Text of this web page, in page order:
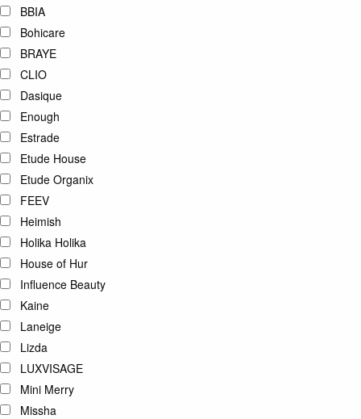
BBIA
Bohicare
BRAYE
CLIO
Dasique
Enough
Estrade
Etude House
Etude Organix
FEEV
Heimish
Holika Holika
House of Hur
Influence Beauty
Kaine
Laneige
Lizda
LUXVISAGE
Mini Merry
Missha